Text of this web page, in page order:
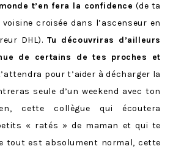
t’en fera la confidence (de ta
croisée dans l’ascenseur en
DHL). Tu découvriras d’ailleurs
de certains de tes proches et
pour t’aider à décharger la
seule d’un weekend avec ton
cette collègue qui écoutera
« ratés » de maman et qui te
tout est absolument normal, cette